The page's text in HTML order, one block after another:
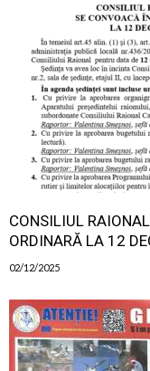
CONSILIUL
ORDINARĂ LA 12
02/12/2025